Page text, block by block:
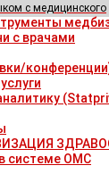
с медицинского
с врачами
системе ОМС